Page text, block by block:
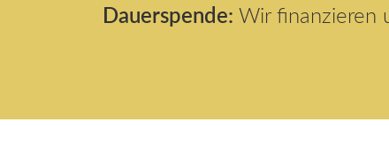
Dauerspende: Wir finanzieren